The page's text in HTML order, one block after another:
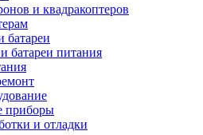
и квадракоптеров
батареи
батареи питания
приборы
и отладки